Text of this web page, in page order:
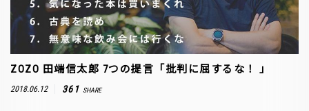
ZOZO 田端信太郎 7つの提言「批判に屈するな！ 」
2018.06.12 361 SHARE